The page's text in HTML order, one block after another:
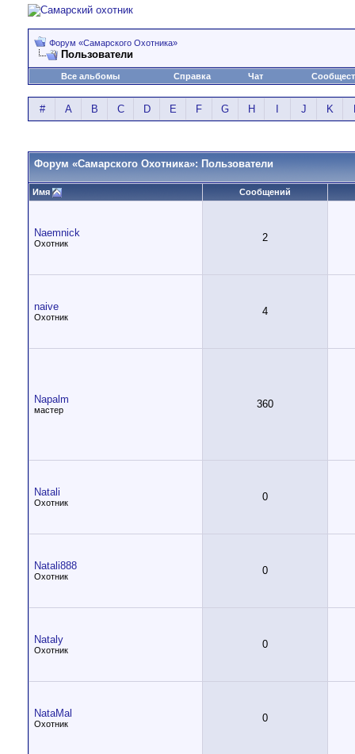
Форум «Самарского Охотника»
Пользователи
Все альбомы Справка Чат
# A B C D E F G H J K
Форум «Самарского Охотника»: Пользователи
Имя Сообщений
Naemnick
Охотник 2
naive
Охотник 4
Napalm
мастер 360
Natali
Охотник 0
Natali888
Охотник 0
Nataly
Охотник 0
NataMal
Охотник 0